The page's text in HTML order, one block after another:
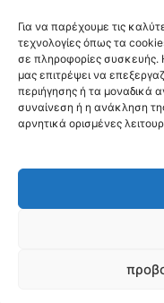
Για να παρέχουμε τις
τεχνολογίες όπως τα
σε πληροφορίες συσκευής.
μας επιτρέψει να
περιήγησης ή τα μοναδικά
συναίνεση ή η ανάκληση
αρνητικά ορισμένες
ΕΥΡΩΠΗ
ΚΟΣΜΟΣ - WORLD
Top10
Cool spots
ΝΗΣΙΑ
©